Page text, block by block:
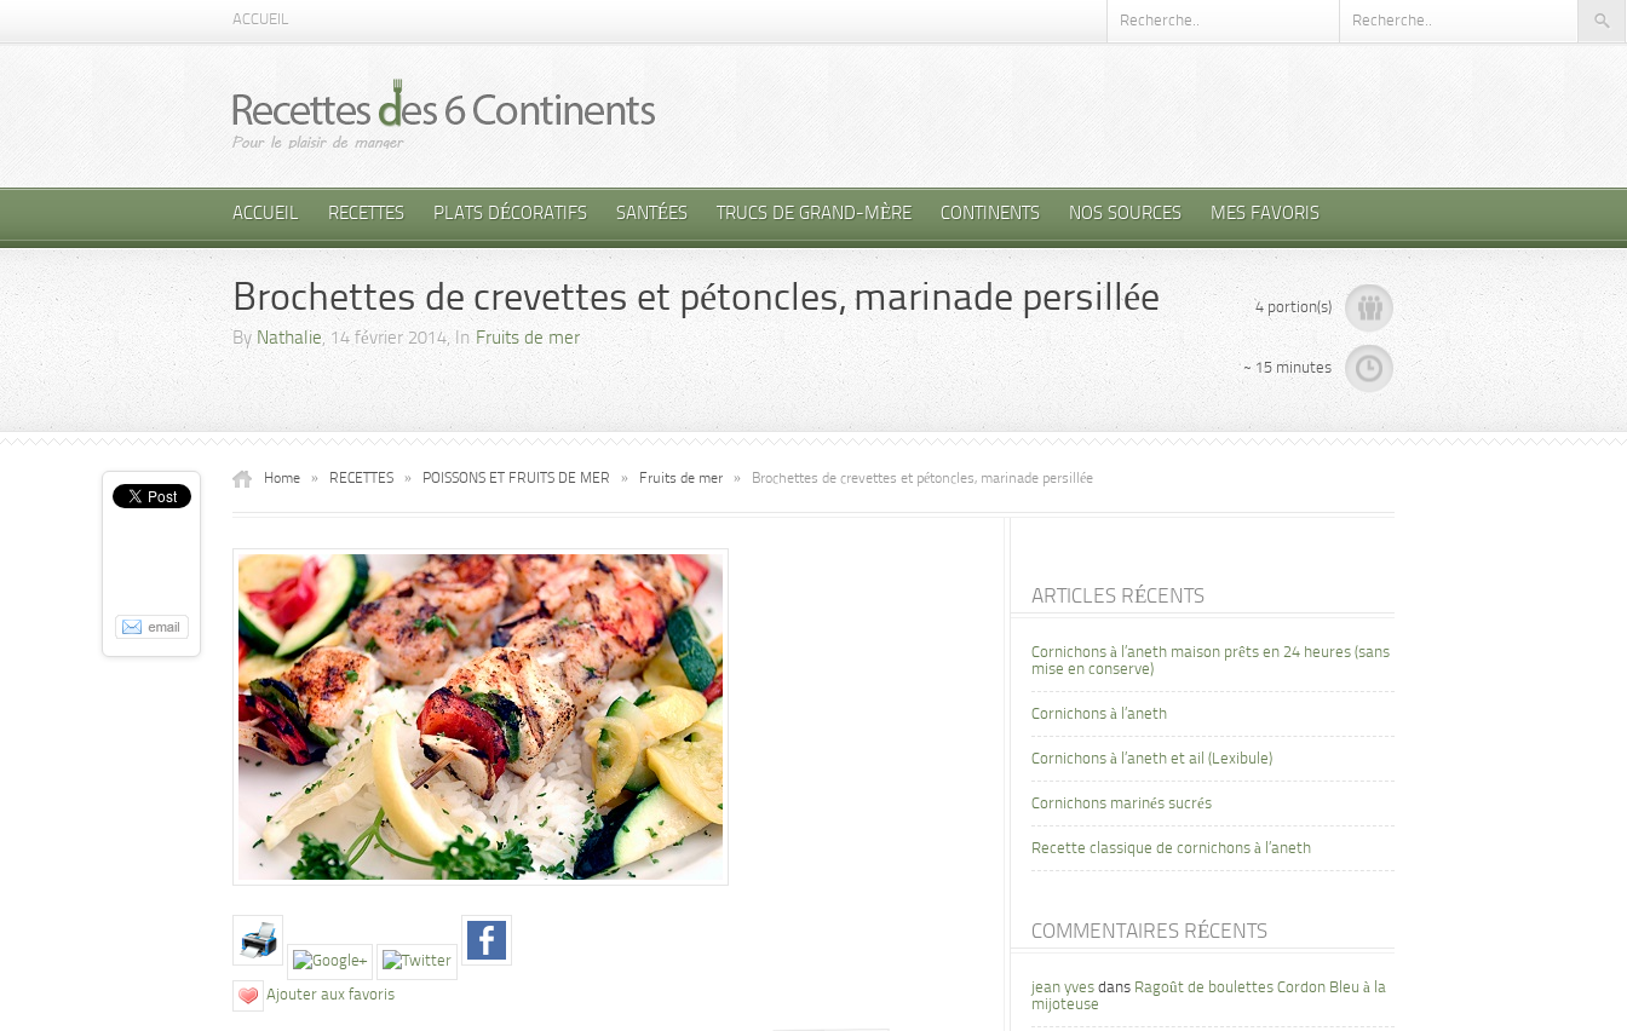
ACCUEIL
ACCUEIL RECETTES PLATS DÉCORATIFS SANTÉES TRUCS DE GRAND-MÈRE CONTINENTS NOS SOURCES MES FAVORIS
Brochettes de crevettes et pétoncles, marinade persillée
By Nathalie, 14 février 2014, In Fruits de mer
4 portion(s)
~ 15 minutes
Home » RECETTES » POISSONS ET FRUITS DE MER » Fruits de mer » Brochettes de crevettes et pétoncles, marinade persillée
Ajouter aux favoris
ARTICLES RÉCENTS
Cornichons à l’aneth maison prêts en 24 heures (sans
mise en conserve)
Cornichons à l’aneth
Cornichons à l’aneth et ail (Lexibule)
Cornichons marinés sucrés
Recette classique de cornichons à l’aneth
COMMENTAIRES RÉCENTS
jean yves dans Ragoût de boulettes Cordon Bleu à la
mijoteuse